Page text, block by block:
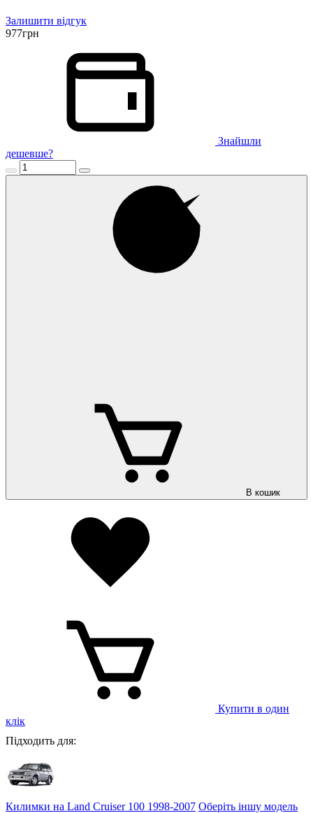
Залишити відгук
977грн
Знайшли
дешевше?
В кошик
Купити в один
клік
Підходить для:
Килимки на Land Cruiser 100 1998-2007 Оберіть іншу модель